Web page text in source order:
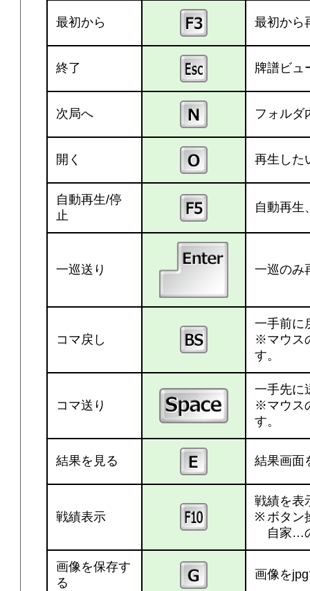
最初から 最初から
終了 牌譜ビュ
次局へ フォルダ
開く 再生した
自動再生/停
止
自動再生
一巡送り 一巡のみ
コマ戻し
一手前に
※マウス
す。
コマ送り
一手先に
※マウス
す。
結果を見る 結果画面
戦績表示
戦績を表
ボタ
自家…
画像を保存す
る
画像を